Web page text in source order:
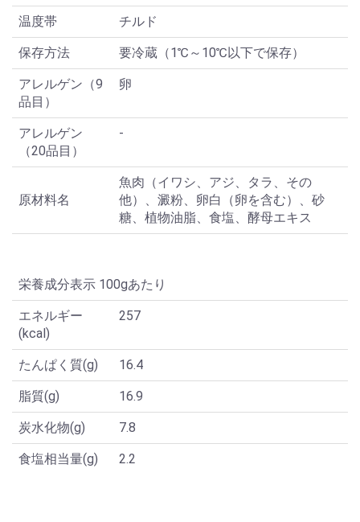
温度帯 チルド
保存方法 要冷蔵（1℃～10℃以下で保存）
アレルゲン（9
品目）
卵
アレルゲン
（20品目）
-
原材料名
魚肉（イワシ、アジ、タラ、その
他）、澱粉、卵白（卵を含む）、砂
糖、植物油脂、食塩、酵母エキス
栄養成分表示 100gあたり
エネルギー
(kcal)
257
たんぱく質(g) 16.4
脂質(g) 16.9
炭水化物(g) 7.8
食塩相当量(g) 2.2